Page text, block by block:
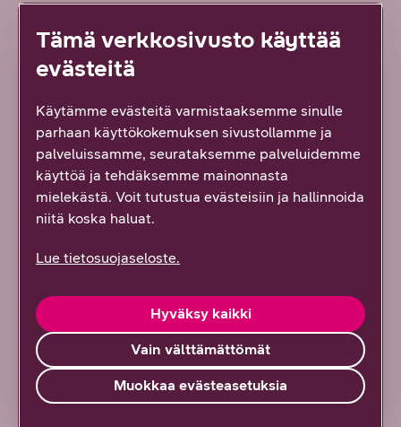
Kirjaudu sisään , niin näet juuri sinulle räätälöidyt edut!
Kirjautumalla näet tämänkin
tarjouksen
palvelumme edulliseen DNA Asiakasetuhintaan.
Kirjautumalla näet kaikki juuri sinulle räätälöidyt
edut.
Kirjaudu sisään
Tämä verkkosivusto käyttää
evästeitä
Käytämme evästeitä varmistaaksemme sinulle
parhaan käyttökokemuksen sivustollamme ja
palveluissamme, seurataksemme palveluidemme
käyttöä ja tehdäksemme mainonnasta
mielekästä. Voit tutustua evästeisiin ja hallinnoida
niitä koska haluat.
Lue tietosuojaseloste.
Vain välttämättömät
Hyväksy kaikki
Muokkaa evästeasetuksia